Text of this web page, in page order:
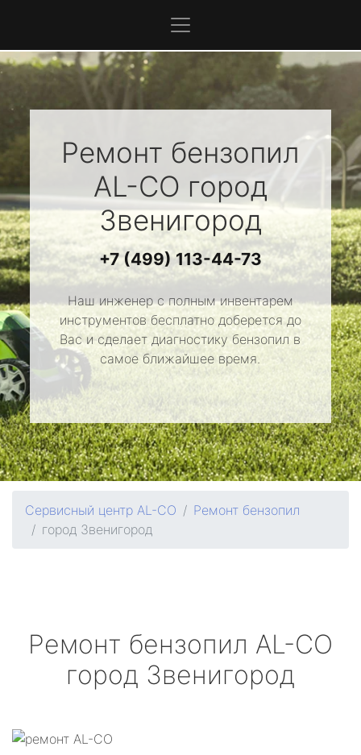
Ремонт бензопил
AL-CO город
Звенигород
+7 (499) 113-44-73
Наш инженер с полным инвентарем
инструментов бесплатно доберется до
Вас и сделает диагностику бензопил в
самое ближайшее время.
Сервисный центр AL-CO
Ремонт бензопил
город Звенигород
Ремонт бензопил AL-CO
город Звенигород